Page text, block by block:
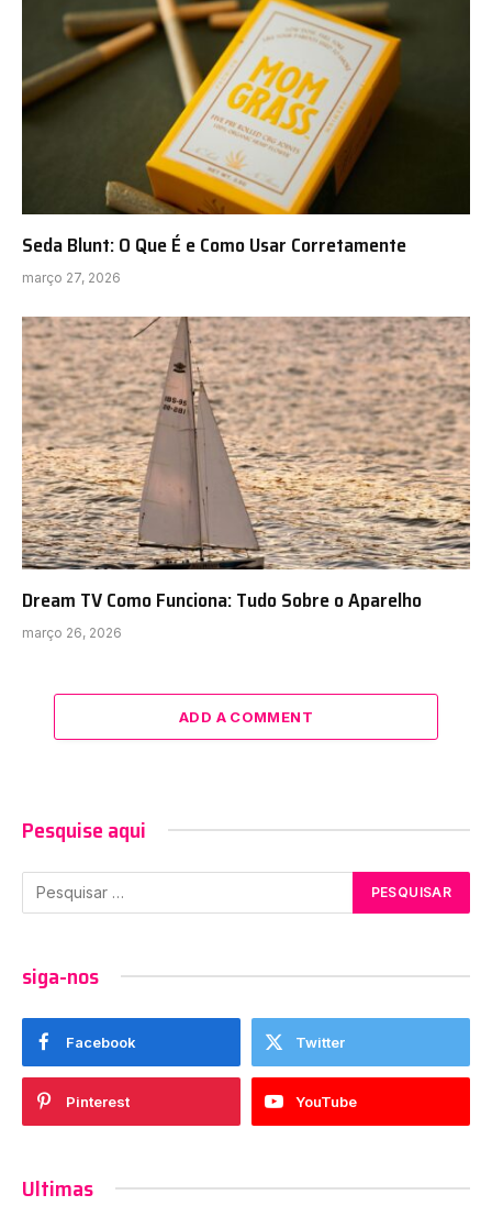
Seda Blunt: O Que É e Como Usar Corretamente
março 27, 2026
Dream TV Como Funciona: Tudo Sobre o Aparelho
março 26, 2026
ADD A COMMENT
Pesquise aqui
siga-nos
Facebook Twitter
Pinterest YouTube
Ultimas